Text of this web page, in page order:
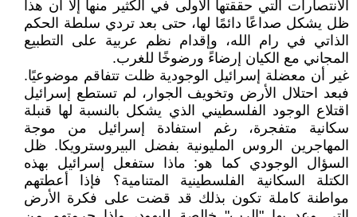
الانتصارات التي حققتها الأولى في الكثير منها إلا أن هذا
ظل يشكل صداعًا دائمًا لها، حتى بعد تردي سلطة الحكم
الذاتي في رام الله، وإقدام نظم عربية على التطبيع
المجاني مع الكيان إرضاءً ورضوخًا للغرب.
غير أن معضلة إسرائيل الوجودية ظلت تتفاقم موضوعيًا.
فبعد احتلال الأرض وتخويف الجوار، لم تستطع إسرائيل
اقتلاع الوجود الفلسطيني الذي يشكل بالنسبة لها قنبلة
سكانية متفجرة، رغم استفادة إسرائيل من موجة
المهاجرين الروس المليونية بفضل البيروسترويكا. ظل
السؤال الوجودي كما هو: ماذا ستفعل إسرائيل بهذه
الكتلة السكانية الفلسطينية المتنامية؟ فإذا أعطتهم
مواطنة كاملة تكون بذلك قد قضت على فكرة الأرض